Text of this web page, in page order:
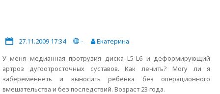
27.11.2009 17:34 -
Екатерина
У меня медианная протрузия диска L5-L6 и деформирующий
артроз дугоотросточных суставов. Как лечить? Могу ли я
забеременнеть и выносить ребёнка без операционного
вмешательства и без последствий. Возраст 23 года.